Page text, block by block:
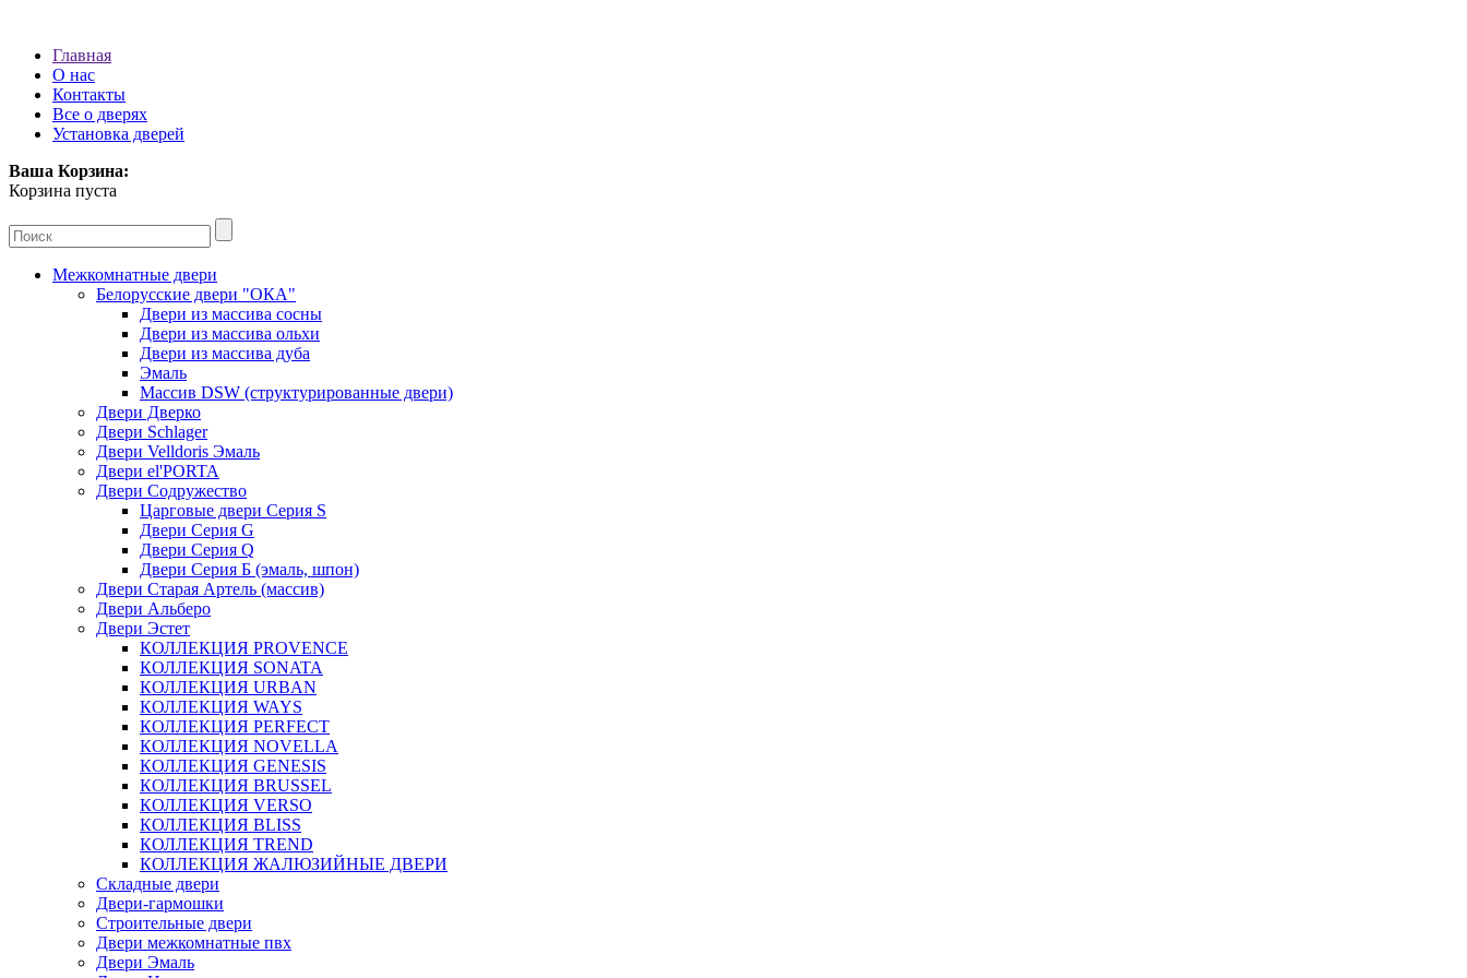
Главная
О нас
Контакты
Все о дверях
Установка дверей
Ваша Корзина:
Корзина пуста
Межкомнатные двери
Белорусские двери "ОКА"
Двери из массива сосны
Двери из массива ольхи
Двери из массива дуба
Эмаль
Массив DSW (cтруктурированные двери)
Двери Дверко
Двери Schlager
Двери Velldoris Эмаль
Двери el'PORTA
Двери Содружество
Царговые двери Cерия S
Двери Серия G
Двери Серия Q
Двери Серия Б (эмаль, шпон)
Двери Старая Артель (массив)
Двери Альберо
Двери Эстет
КОЛЛЕКЦИЯ PROVENCE
КОЛЛЕКЦИЯ SONATA
КОЛЛЕКЦИЯ URBAN
КОЛЛЕКЦИЯ WAYS
КОЛЛЕКЦИЯ PERFECT
КОЛЛЕКЦИЯ NOVELLA
КОЛЛЕКЦИЯ GENESIS
КОЛЛЕКЦИЯ BRUSSEL
КОЛЛЕКЦИЯ VERSO
КОЛЛЕКЦИЯ BLISS
КОЛЛЕКЦИЯ TREND
КОЛЛЕКЦИЯ ЖАЛЮЗИЙНЫЕ ДВЕРИ
Складные двери
Двери-гармошки
Строительные двери
Двери межкомнатные пвх
Двери Эмаль